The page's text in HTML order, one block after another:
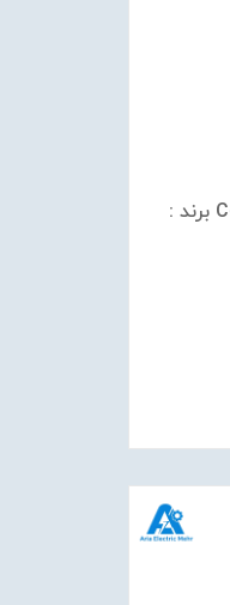
چراغ گردان مولتی ولت دکمه دار مدل C-2071 برند :